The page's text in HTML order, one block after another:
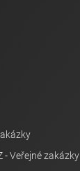
- Veřejné zakázky